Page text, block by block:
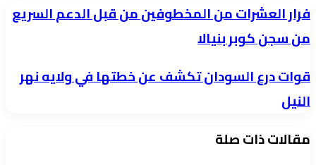
فرار
العشرات
من
المخطوفين
من
الدعم
فرار العشرات من المخطوفين من قبل الدعم السريع
من سجن كوبر بنيالا
قوات
درع
السودان
تكشف
قوات درع السودان تكشف عن خطتها في ولايه نهر
النيل
مقالات ذات صلة